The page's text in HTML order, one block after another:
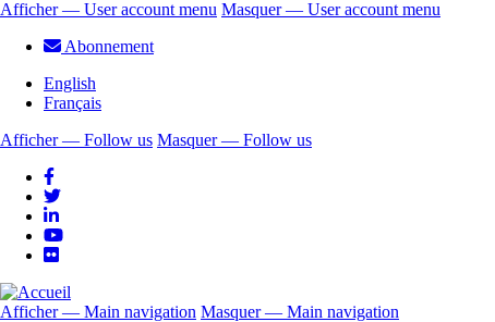
Aller
contenu
User
menu
Afficher — User account menu Masquer — User account menu
Abonnement
English
Français
Follow
Afficher — Follow us Masquer — Follow us
Afficher — Main navigation Masquer — Main navigation